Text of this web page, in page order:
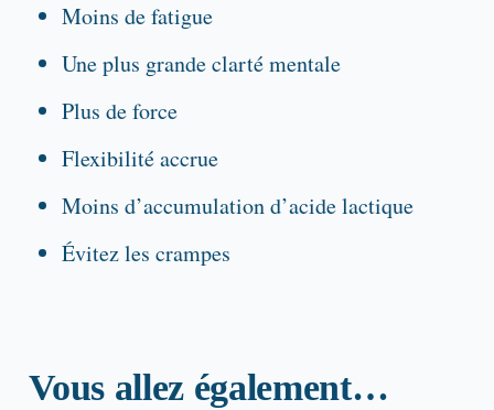
Moins de fatigue
Une plus grande clarté mentale
Plus de force
Flexibilité accrue
Moins d’accumulation d’acide lactique
Évitez les crampes
Vous allez également…